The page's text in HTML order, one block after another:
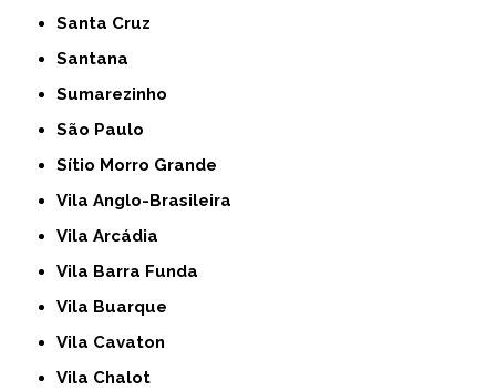
Santa Cruz
Santana
Sumarezinho
São Paulo
Sítio Morro Grande
Vila Anglo-Brasileira
Vila Arcádia
Vila Barra Funda
Vila Buarque
Vila Cavaton
Vila Chalot